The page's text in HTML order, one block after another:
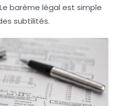
barème légal est simple
subtilités.